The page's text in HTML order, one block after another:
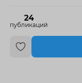
24
публикаций